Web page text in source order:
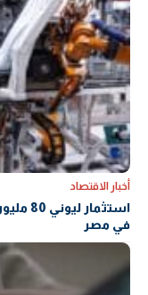
أخبار الاقتصاد
في مصر